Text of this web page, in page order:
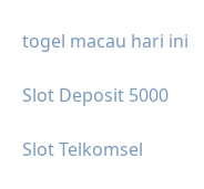
togel macau hari ini
Slot Deposit 5000
Slot Telkomsel